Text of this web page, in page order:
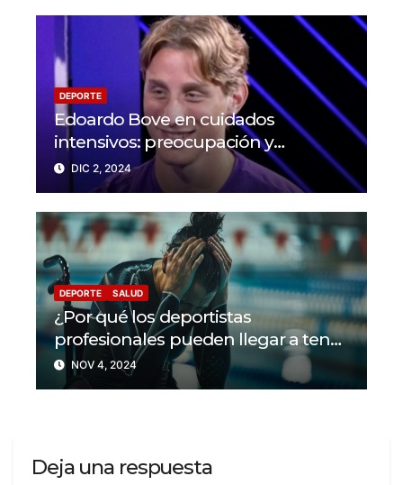
DEPORTE
Edoardo Bove en cuidados
intensivos: preocupación y
solidaridad en el mundo del fútbol
DIC 2, 2024
DEPORTE SALUD
¿Por qué los deportistas
profesionales pueden llegar a tener
problemas con su salud mental?
NOV 4, 2024
Deja una respuesta